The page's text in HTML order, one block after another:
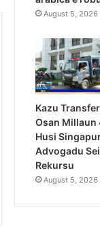
August 5, 2026
Kazu
Osan Millaun
Husi
Advogadu
Rekursu
August 5, 2026